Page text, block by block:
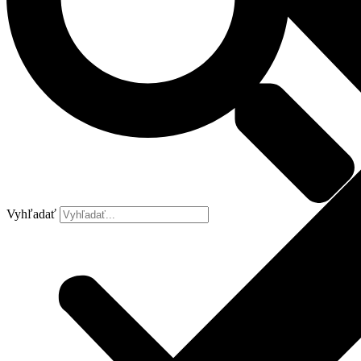
Vyhľadať